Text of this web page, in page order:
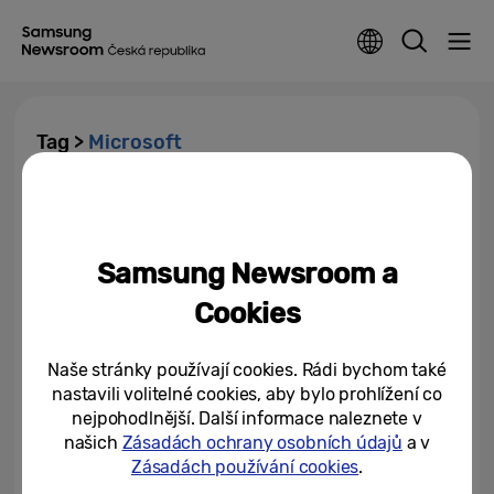
Tag > Microsoft
25/04/2023
Samsung Newsroom a
Cookies
Naše stránky používají cookies. Rádi bychom také
nastavili volitelné cookies, aby bylo prohlížení co
nejpohodlnější. Další informace naleznete v
našich Zásadách ochrany osobních údajů a v
Zásadách používání cookies.